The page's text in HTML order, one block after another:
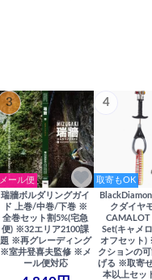
3
メール便
瑞牆ボルダリングガイ
ド 上巻/中巻/下巻 ※
全巻セット割5%(宅急
便) ※32エリア2100課
題 ※再グレーディング
※室井登喜夫監修 ※メ
ール便対応
4
取寄もOK
クダイヤ
Set(キャメ
オフセット)
クションの
げる ※取寄
本以上セッ